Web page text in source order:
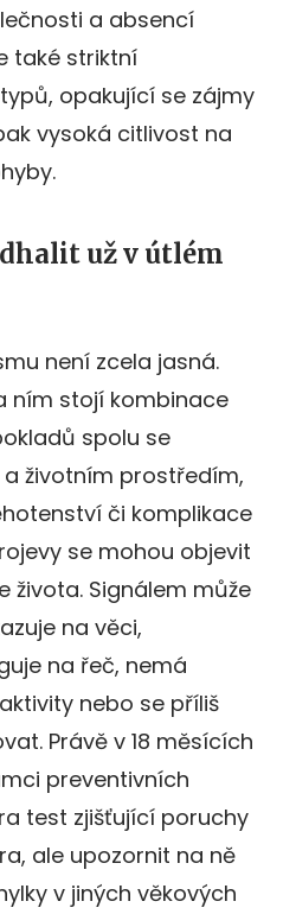
a absencí
také striktní
opakující se zájmy
vysoká citlivost na
už v útlém
není zcela jasná.
ním stojí kombinace
spolu se
životním prostředím,
či komplikace
se mohou objevit
života. Signálem může
na věci,
na řeč, nemá
nebo se příliš
Právě v 18 měsících
preventivních
test zjišťující poruchy
ale upozornit na ně
v jiných věkových